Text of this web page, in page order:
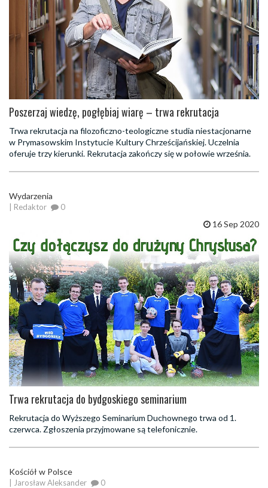
Poszerzaj wiedzę, pogłębiaj wiarę – trwa rekrutacja
Trwa rekrutacja na filozoficzno-teologiczne studia niestacjonarne
w Prymasowskim Instytucie Kultury Chrześcijańskiej. Uczelnia
oferuje trzy kierunki. Rekrutacja zakończy się w połowie września.
Wydarzenia
| Redaktor 0
16 Sep 2020
Trwa rekrutacja do bydgoskiego seminarium
Rekrutacja do Wyższego Seminarium Duchownego trwa od 1.
czerwca. Zgłoszenia przyjmowane są telefonicznie.
Kościół w Polsce
| Jarosław Aleksander 0